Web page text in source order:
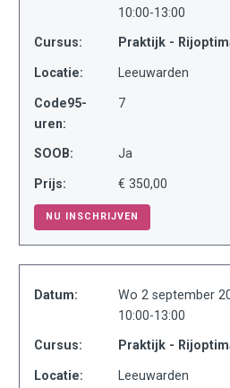
10:00-13:00
Cursus: Praktijk -
Locatie: Leeuwarden
Code95-
uren:
7
SOOB: Ja
Prijs: € 350,00
NU INSCHRIJVEN
Datum:
Wo 2 september
10:00-13:00
Cursus: Praktijk -
Locatie: Leeuwarden